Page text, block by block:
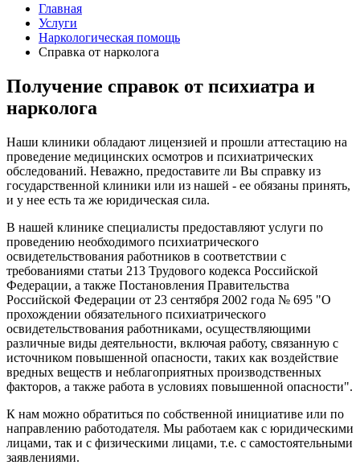
Главная
Услуги
Наркологическая помощь
Справка от нарколога
Получение справок от психиатра и
нарколога
Наши клиники обладают лицензией и прошли аттестацию на
проведение медицинских осмотров и психиатрических
обследований. Неважно, предоставите ли Вы справку из
государственной клиники или из нашей - ее обязаны принять,
и у нее есть та же юридическая сила.
В нашей клинике специалисты предоставляют услуги по
проведению необходимого психиатрического
освидетельствования работников в соответствии с
требованиями статьи 213 Трудового кодекса Российской
Федерации, а также Постановления Правительства
Российской Федерации от 23 сентября 2002 года № 695 "О
прохождении обязательного психиатрического
освидетельствования работниками, осуществляющими
различные виды деятельности, включая работу, связанную с
источником повышенной опасности, таких как воздействие
вредных веществ и неблагоприятных производственных
факторов, а также работа в условиях повышенной опасности".
К нам можно обратиться по собственной инициативе или по
направлению работодателя. Мы работаем как с юридическими
лицами, так и с физическими лицами, т.е. с самостоятельными
заявлениями.